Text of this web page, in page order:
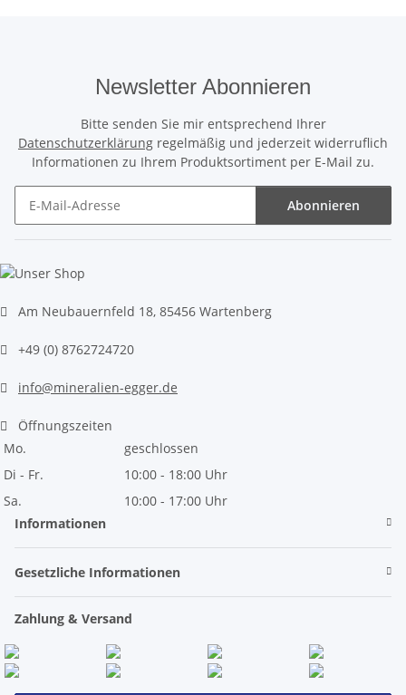
Newsletter Abonnieren
Bitte senden Sie mir entsprechend Ihrer
Datenschutzerklärung regelmäßig und jederzeit widerruflich
Informationen zu Ihrem Produktsortiment per E-Mail zu.
Abonnieren
Am Neubauernfeld 18, 85456 Wartenberg
+49 (0) 8762724720
info@mineralien-egger.de
Öffnungszeiten
Mo.
geschlossen
Di - Fr.
10:00 - 18:00 Uhr
Sa.
10:00 - 17:00 Uhr
Informationen
Gesetzliche Informationen
Zahlung & Versand